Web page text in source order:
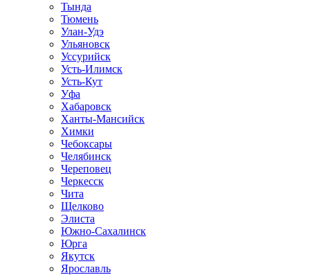
Тында
Тюмень
Улан-Удэ
Ульяновск
Уссурийск
Усть-Илимск
Усть-Кут
Уфа
Хабаровск
Ханты-Мансийск
Химки
Чебоксары
Челябинск
Череповец
Черкесск
Чита
Щелково
Элиста
Южно-Сахалинск
Юрга
Якутск
Ярославль